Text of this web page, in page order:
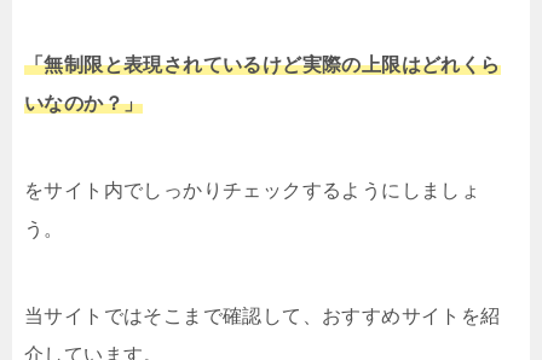
「無制限と表現されているけど実際の上限はどれくら
いなのか？」
をサイト内でしっかりチェックするようにしましょ
う。
当サイトではそこまで確認して、おすすめサイトを紹
介しています。